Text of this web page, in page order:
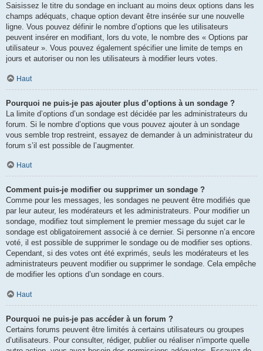
Saisissez le titre du sondage en incluant au moins deux options dans les
champs adéquats, chaque option devant être insérée sur une nouvelle
ligne. Vous pouvez définir le nombre d’options que les utilisateurs
peuvent insérer en modifiant, lors du vote, le nombre des « Options par
utilisateur ». Vous pouvez également spécifier une limite de temps en
jours et autoriser ou non les utilisateurs à modifier leurs votes.
Haut
Pourquoi ne puis-je pas ajouter plus d’options à un sondage ?
La limite d’options d’un sondage est décidée par les administrateurs du
forum. Si le nombre d’options que vous pouvez ajouter à un sondage
vous semble trop restreint, essayez de demander à un administrateur du
forum s’il est possible de l’augmenter.
Haut
Comment puis-je modifier ou supprimer un sondage ?
Comme pour les messages, les sondages ne peuvent être modifiés que
par leur auteur, les modérateurs et les administrateurs. Pour modifier un
sondage, modifiez tout simplement le premier message du sujet car le
sondage est obligatoirement associé à ce dernier. Si personne n’a encore
voté, il est possible de supprimer le sondage ou de modifier ses options.
Cependant, si des votes ont été exprimés, seuls les modérateurs et les
administrateurs peuvent modifier ou supprimer le sondage. Cela empêche
de modifier les options d’un sondage en cours.
Haut
Pourquoi ne puis-je pas accéder à un forum ?
Certains forums peuvent être limités à certains utilisateurs ou groupes
d’utilisateurs. Pour consulter, rédiger, publier ou réaliser n’importe quelle